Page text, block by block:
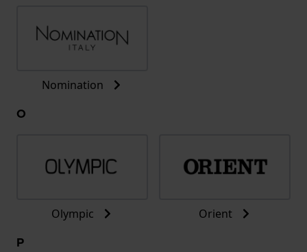
Nomination
O
Olympic Orient
P